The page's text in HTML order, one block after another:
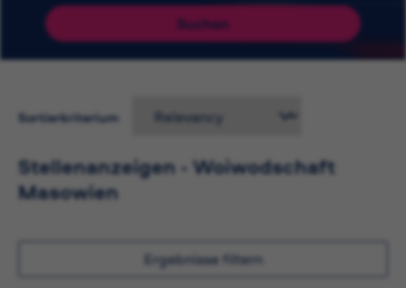
Suchen
Sortierkriterium
Stellenanzeigen - Woiwodschaft
Masowien
Ergebnisse filtern